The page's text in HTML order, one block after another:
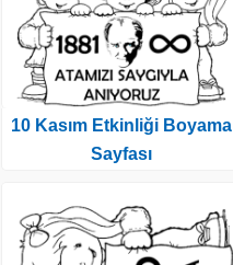
10 Kasım Etkinliği Boyama
Sayfası